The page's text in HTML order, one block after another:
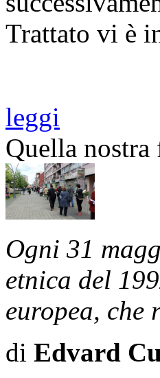
Trattato vi è
leggi
Quella nostra
Ogni 31
etnica del
europea, che
di Edvard